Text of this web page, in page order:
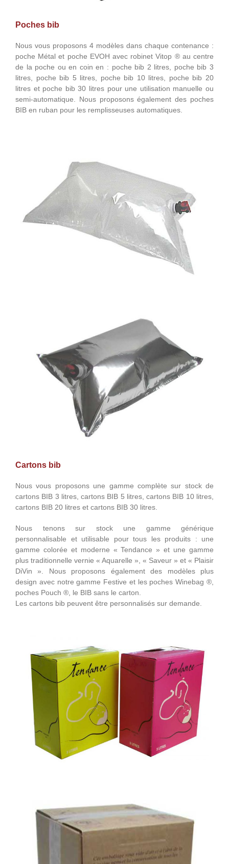
Poches bib
Nous vous proposons 4 modèles dans chaque contenance :
poche Métal et poche EVOH avec robinet Vitop ® au centre
de la poche ou en coin en : poche bib 2 litres, poche bib 3
litres, poche bib 5 litres, poche bib 10 litres, poche bib 20
litres et poche bib 30 litres pour une utilisation manuelle ou
semi-automatique. Nous proposons également des poches
BIB en ruban pour les remplisseuses automatiques.
Cartons bib
Nous vous proposons une gamme complète sur stock de
cartons BIB 3 litres, cartons BIB 5 litres, cartons BIB 10 litres,
cartons BIB 20 litres et cartons BIB 30 litres.
Nous tenons sur stock une gamme générique
personnalisable et utilisable pour tous les produits : une
gamme colorée et moderne « Tendance » et une gamme
plus traditionnelle vernie « Aquarelle », « Saveur » et « Plaisir
DiVin ». Nous proposons également des modèles plus
design avec notre gamme Festive et les poches Winebag ®,
poches Pouch ®, le BIB sans le carton.
Les cartons bib peuvent être personnalisés sur demande.